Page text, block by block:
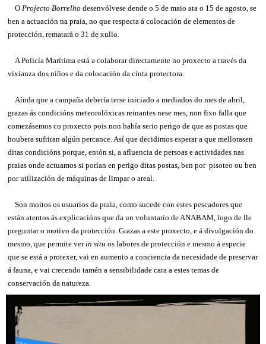
O Projecto Borrelho desenvólvese dende o 5 de maio ata o 15 de agosto, se
ben a actuación na praia, no que respecta á colocación de elementos de
protección, rematará o 31 de xullo.
A Policía Marítima está a colaborar directamente no proxecto a través da
vixianza dos niños e da colocación da cinta protectora.
Aínda que a campaña debería terse iniciado a mediados do mes de abril,
grazas ás condicións meteorolóxicas reinantes nese mes, non fixo falla que
comezásemos co proxecto pois non había serio perigo de que as postas que
houbera sufriran algún percance. Así que decidimos esperar a que mellorasen
ditas condicións porque, entón si, a afluencia de persoas e actividades nas
praias onde actuamos si porían en perigo ditas postas, ben por pisoteo ou ben
por utilización de máquinas de limpar o areal.
Son moitos os usuarios da praia, como sucede con estes pescadores que
están atentos ás explicacións que da un voluntario de ANABAM, logo de lle
preguntar o motivo da protección. Grazas a este proxecto, e á divulgación do
mesmo, que permite verin situ os labores de protección e mesmo á especie
que se está a protexer, vai en aumento a conciencia da necesidade de preservar
á fauna, e vai crecendo tamén a sensibilidade cara a estes temas de
conservación da natureza.